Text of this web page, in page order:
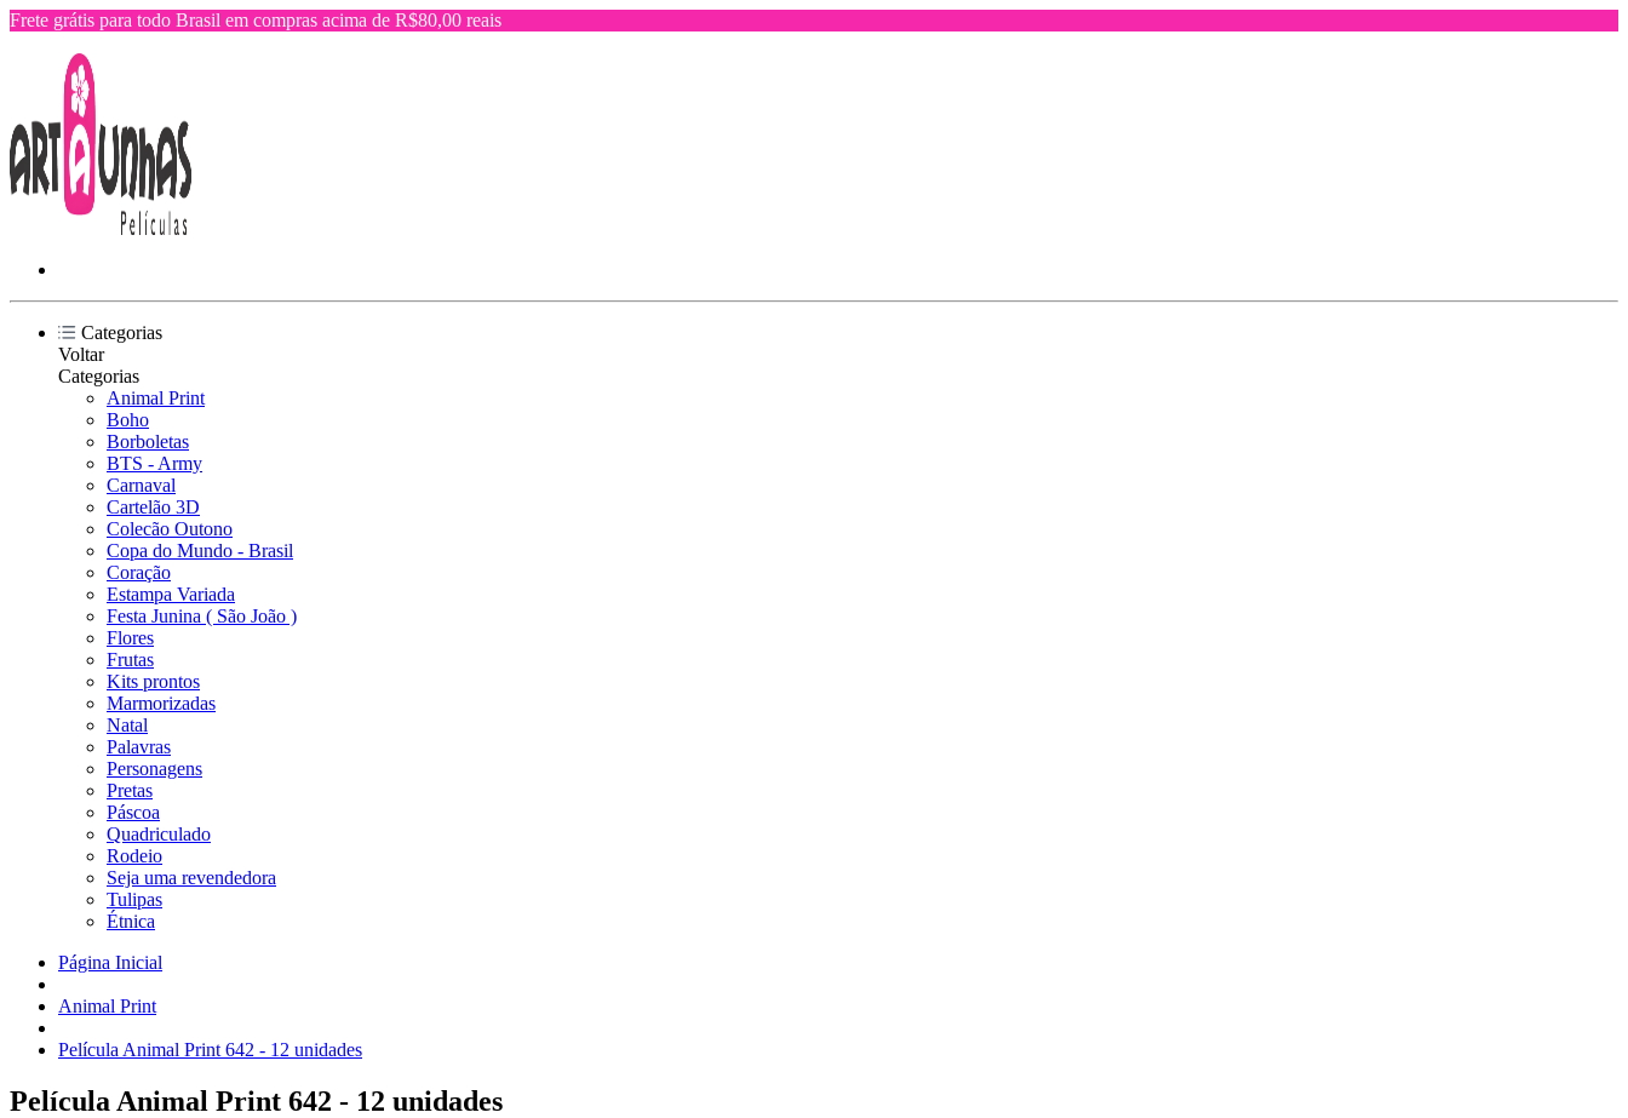
Frete grátis para todo Brasil em compras acima de R$80,00 reais
Categorias
Voltar
Categorias
Animal Print
Boho
Borboletas
BTS - Army
Carnaval
Cartelão 3D
Colecão Outono
Copa do Mundo - Brasil
Coração
Estampa Variada
Festa Junina ( São João )
Flores
Frutas
Kits prontos
Marmorizadas
Natal
Palavras
Personagens
Pretas
Páscoa
Quadriculado
Rodeio
Seja uma revendedora
Tulipas
Étnica
Página Inicial
Animal Print
Película Animal Print 642 - 12 unidades
Película Animal Print 642 - 12 unidades